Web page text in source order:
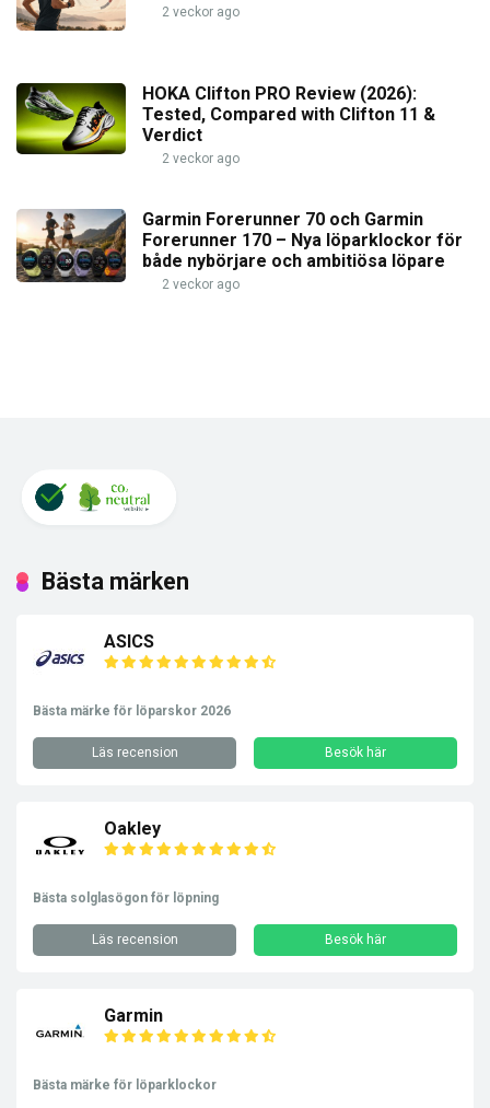
2 veckor ago
HOKA Clifton PRO Review (2026):
Tested, Compared with Clifton 11 &
Verdict
2 veckor ago
Garmin Forerunner 70 och Garmin
Forerunner 170 – Nya löparklockor för
både nybörjare och ambitiösa löpare
2 veckor ago
Bästa märken
ASICS
Bästa märke för löparskor 2026
Läs recension Besök här
Oakley
Bästa solglasögon för löpning
Läs recension Besök här
Garmin
Bästa märke för löparklockor